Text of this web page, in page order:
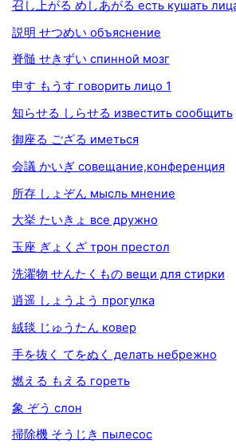
召し上がる めしあがる есть кушать
説明 せつめい объяснение
脊髄 せきずい спинной мозг
申す もうす говорить лицо 1
知らせる しらせる известить сообщить
御座る ござる иметься
会議 かいぎ совещание,конференция
所存 しょぞん мысль мнение
大挙 たいきょ все дружно
玉座 ぎょくざ трон престол
洗濯物 せんたくもの вещи для стирки
逍遥 しょうよう прогулка
絨毯 じゅうたん ковер
手を抜く てをぬく делать небрежно
燃える もえる гореть
象 ぞう слон
掃除機 そうじき пылесос